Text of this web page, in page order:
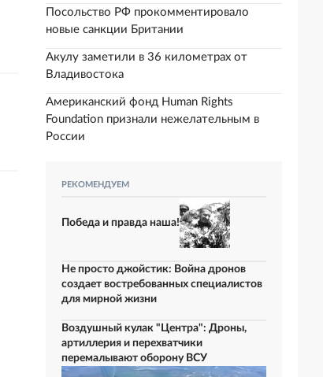
Посольство РФ прокомментировало
новые санкции Британии
Акулу заметили в 36 километрах от
Владивостока
Американский фонд Human Rights
Foundation признали нежелательным в
России
РЕКОМЕНДУЕМ
Победа и правда наша!
Не просто джойстик: Война дронов
создает востребованных специалистов
для мирной жизни
Воздушный кулак "Центра": Дроны,
артиллерия и перехватчики
перемалывают оборону ВСУ